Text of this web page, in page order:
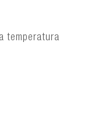
temperatura